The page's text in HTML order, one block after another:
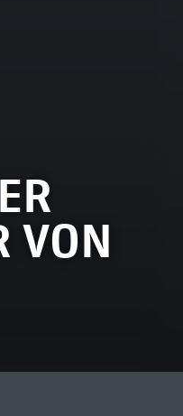
VON